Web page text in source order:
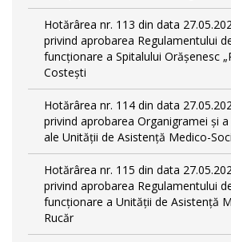
Hotărârea nr. 113 din data
privind aprobarea Regulamentului
funcționare a Spitalului Orășenesc
Costești
Hotărârea nr. 114 din data
privind aprobarea Organigramei și
ale Unității de Asistență Medico-
Hotărârea nr. 115 din data
privind aprobarea Regulamentului
funcționare a Unității de Asistență
Rucăr